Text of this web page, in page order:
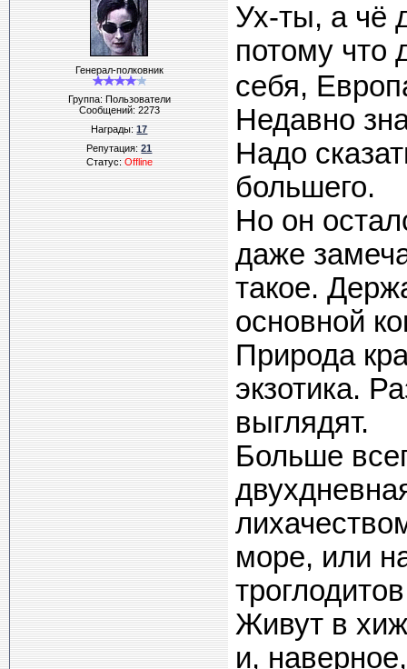
Генерал-полковник
Группа: Пользователи
Сообщений:2273
Награды:17
Репутация:21
Статус:Offline
Ух-ты, а чё
потому что
себя,
Недавно
Надо
большего.
Но он
даже
такое.
основной
Природа
экзотика.
выглядят.
Больше
море, или
Живут в
и,